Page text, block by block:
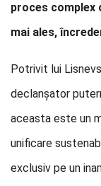
proces complex
mai ales,
Potrivit lui
declanșator
aceasta este un
unificare
exclusiv pe un